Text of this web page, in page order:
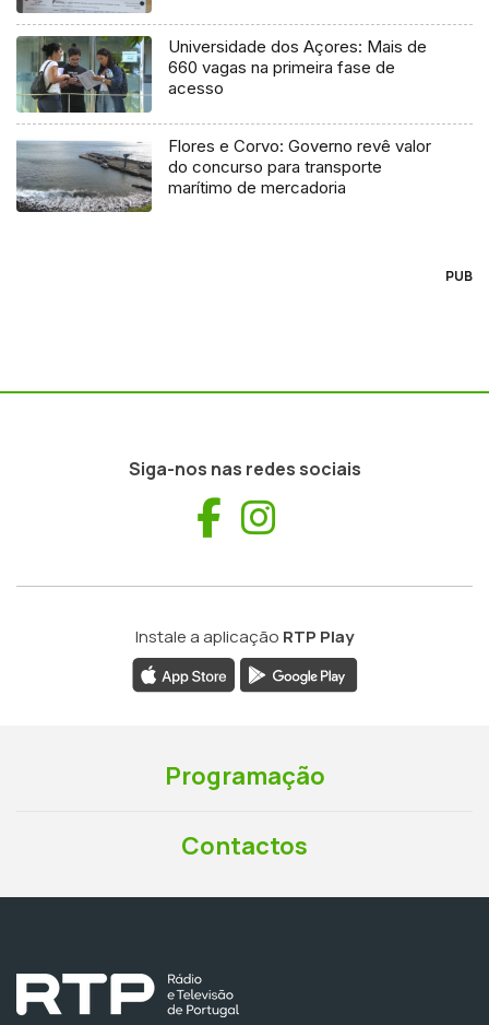
Universidade dos Açores: Mais de
660 vagas na primeira fase de
acesso
Flores e Corvo: Governo revê valor
do concurso para transporte
marítimo de mercadoria
PUB
Siga-nos nas redes sociais
Facebook
Instale a aplicação RTP Play
Programação
Contactos